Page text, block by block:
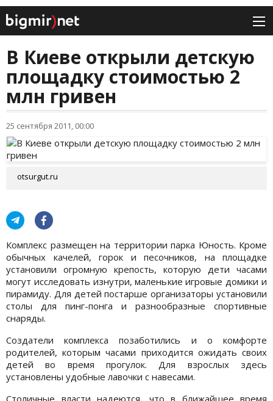
В Киеве открыли детскую
площадку стоимостью 2
млн гривен
25 сентября 2011, 00:00
otsurgut.ru
Комплекс размещен на территории парка Юность. Кроме
обычных качелей, горок и песочников, на площадке
установили огромную крепость, которую дети часами
могут исследовать изнутри, маленькие игровые домики и
пирамиду. Для детей постарше организаторы установили
столы для пинг-понга и разнообразные спортивные
снаряды.
Создатели комплекса позаботились и о комфорте
родителей, которым часами приходится ожидать своих
детей во время прогулок. Для взрослых здесь
установлены удобные лавочки с навесами.